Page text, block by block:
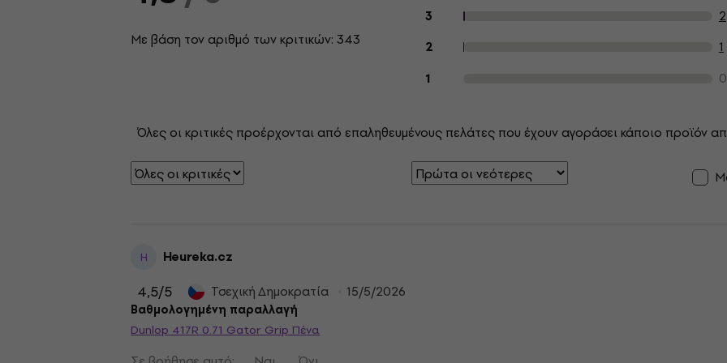
Με βάση τον αριθμό των κριτικών: 343
3 2
2 1
1 0
Όλες οι κριτικές προέρχονται από επαληθευμένους πελάτες που έχουν αγοράσει κάποιο προϊόν
H Heureka.cz
4,5/5 Τσεχική Δημοκρατία 15/5/2026
Βαθμολογημένη παραλλαγή
Dunlop 417R 0.71 Gator Grip Πένα